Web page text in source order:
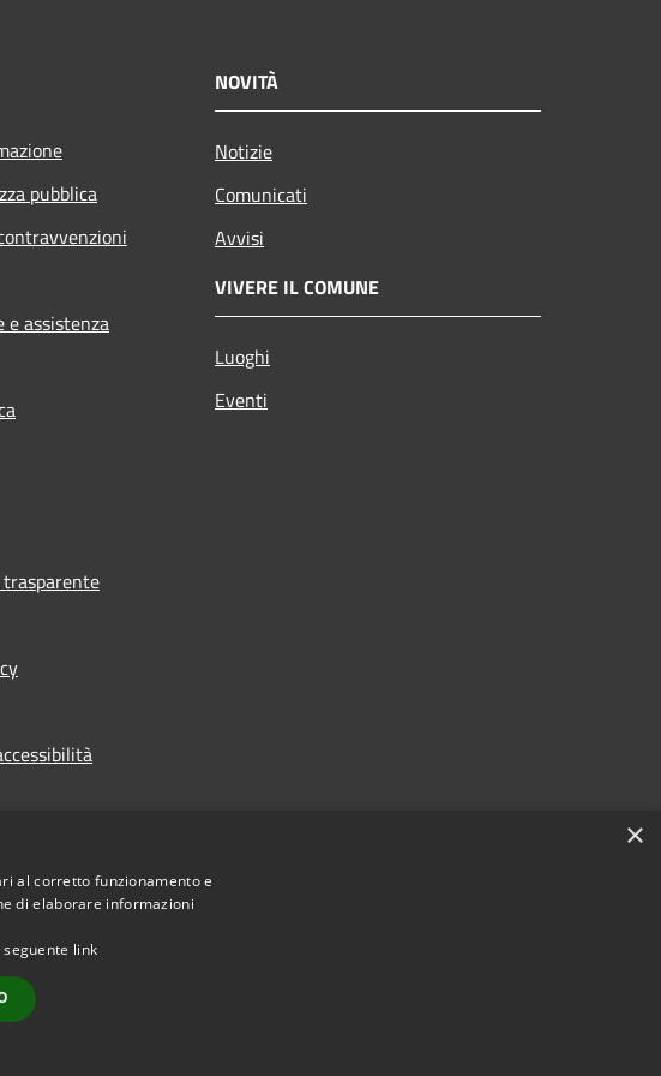
pubblica
e assistenza
NOVITÀ
Notizie
Comunicati
Avvisi
VIVERE IL COMUNE
Luoghi
Eventi
2026 • Comune di Vodo di Cadore • Powered by
×
al corretto funzionamento e
di elaborare informazioni
link